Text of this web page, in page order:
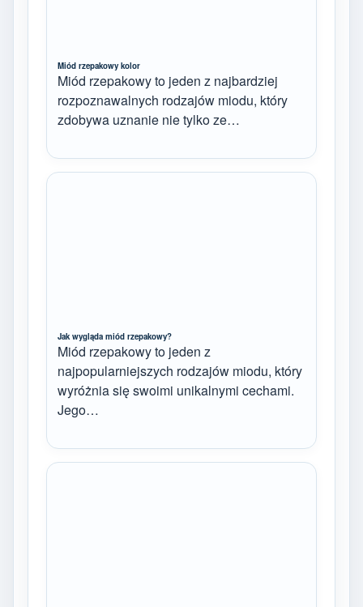
Miód rzepakowy kolor
Miód rzepakowy to jeden z najbardziej
rozpoznawalnych rodzajów miodu, który
zdobywa uznanie nie tylko ze…
Jak wygląda miód rzepakowy?
Miód rzepakowy to jeden z
najpopularniejszych rodzajów miodu, który
wyróżnia się swoimi unikalnymi cechami.
Jego…